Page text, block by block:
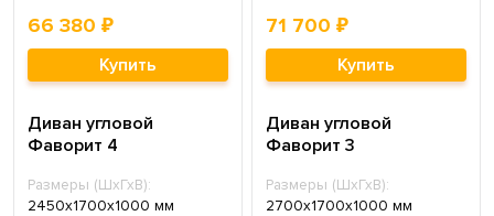
66 380 ₽
Купить
Диван угловой
Фаворит 4
Размеры (ШхГхВ):
2450х1700х1000 мм
71 700 ₽
Купить
Диван угловой
Фаворит 3
Размеры (ШхГхВ):
2700х1700х1000 мм